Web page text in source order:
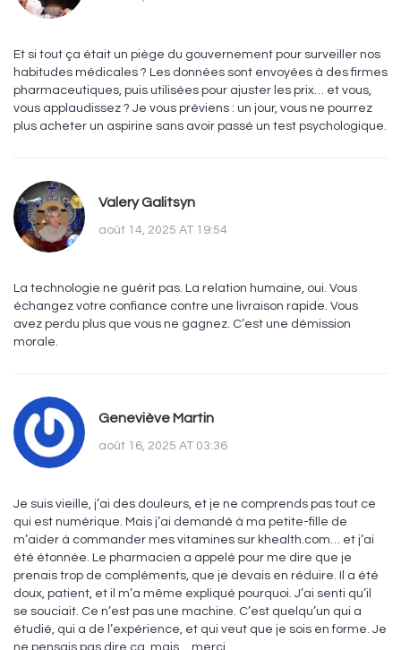
Et si tout ça était un piège du gouvernement pour surveiller nos
habitudes médicales ? Les données sont envoyées à des firmes
pharmaceutiques, puis utilisées pour ajuster les prix… et vous,
vous applaudissez ? Je vous préviens : un jour, vous ne pourrez
plus acheter un aspirine sans avoir passé un test psychologique.
Valery Galitsyn
août 14, 2025 AT 19:54
La technologie ne guérit pas. La relation humaine, oui. Vous
échangez votre confiance contre une livraison rapide. Vous
avez perdu plus que vous ne gagnez. C’est une démission
morale.
Geneviève Martin
août 16, 2025 AT 03:36
Je suis vieille, j’ai des douleurs, et je ne comprends pas tout ce
qui est numérique. Mais j’ai demandé à ma petite-fille de
m’aider à commander mes vitamines sur khealth.com… et j’ai
été étonnée. Le pharmacien a appelé pour me dire que je
prenais trop de compléments, que je devais en réduire. Il a été
doux, patient, et il m’a même expliqué pourquoi. J’ai senti qu’il
se souciait. Ce n’est pas une machine. C’est quelqu’un qui a
étudié, qui a de l’expérience, et qui veut que je sois en forme. Je